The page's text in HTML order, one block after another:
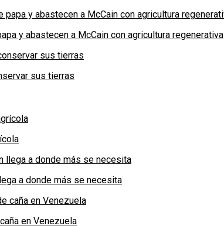
y abastecen a McCain con agricultura regenerativa
sus tierras
a donde más se necesita
en Venezuela